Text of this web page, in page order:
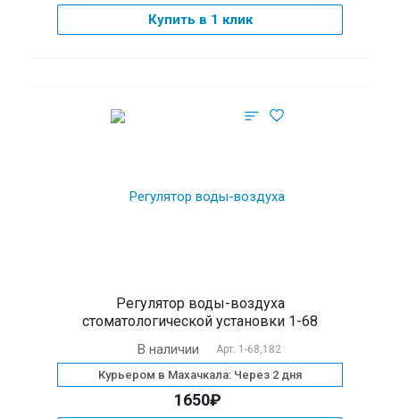
Купить в 1 клик
Регулятор воды-воздуха
стоматологической установки 1-68
В наличии Арт. 1-68,182
Курьером в Махачкала: Через 2 дня
1650₽